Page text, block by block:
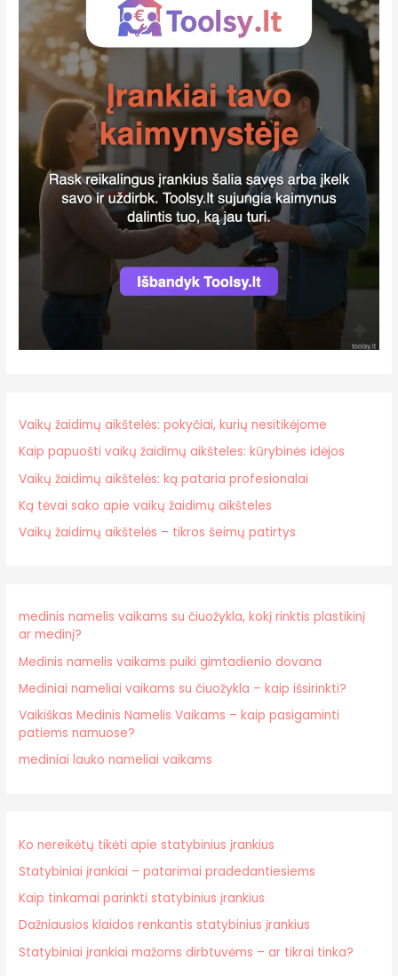
Vaikų žaidimų aikštelės: pokyčiai, kurių nesitikėjome
Kaip papuošti vaikų žaidimų aikšteles: kūrybinės idėjos
Vaikų žaidimų aikštelės: ką pataria profesionalai
Ką tėvai sako apie vaikų žaidimų aikšteles
Vaikų žaidimų aikštelės – tikros šeimų patirtys
medinis namelis vaikams su čiuožykla, kokį rinktis plastikinį
ar medinį?
Medinis namelis vaikams puiki gimtadienio dovana
Mediniai nameliai vaikams su čiuožykla – kaip išsirinkti?
Vaikiškas Medinis Namelis Vaikams – kaip pasigaminti
patiems namuose?
mediniai lauko nameliai vaikams
Ko nereikėtų tikėti apie statybinius įrankius
Statybiniai įrankiai – patarimai pradedantiesiems
Kaip tinkamai parinkti statybinius įrankius
Dažniausios klaidos renkantis statybinius įrankius
Statybiniai įrankiai mažoms dirbtuvėms – ar tikrai tinka?